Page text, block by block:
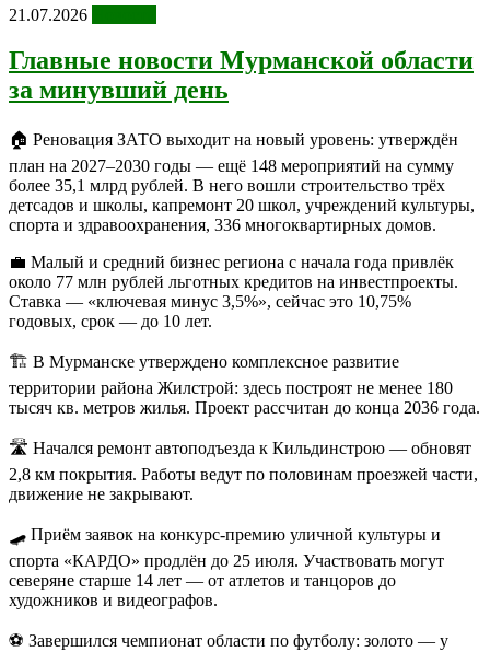
21.07.2026
Главные новости Мурманской области
за минувший день
🏠 Реновация ЗАТО выходит на новый уровень: утверждён
план на 2027–2030 годы — ещё 148 мероприятий на сумму
более 35,1 млрд рублей. В него вошли строительство трёх
детсадов и школы, капремонт 20 школ, учреждений культуры,
спорта и здравоохранения, 336 многоквартирных домов.
💼 Малый и средний бизнес региона с начала года привлёк
около 77 млн рублей льготных кредитов на инвестпроекты.
Ставка — «ключевая минус 3,5%», сейчас это 10,75%
годовых, срок — до 10 лет.
🏗 В Мурманске утверждено комплексное развитие
территории района Жилстрой: здесь построят не менее 180
тысяч кв. метров жилья. Проект рассчитан до конца 2036 года.
🛣 Начался ремонт автоподъезда к Кильдинстрою — обновят
2,8 км покрытия. Работы ведут по половинам проезжей части,
движение не закрывают.
🛹 Приём заявок на конкурс-премию уличной культуры и
спорта «КАРДО» продлён до 25 июля. Участвовать могут
северяне старше 14 лет — от атлетов и танцоров до
художников и видеографов.
⚽ Завершился чемпионат области по футболу: золото — у